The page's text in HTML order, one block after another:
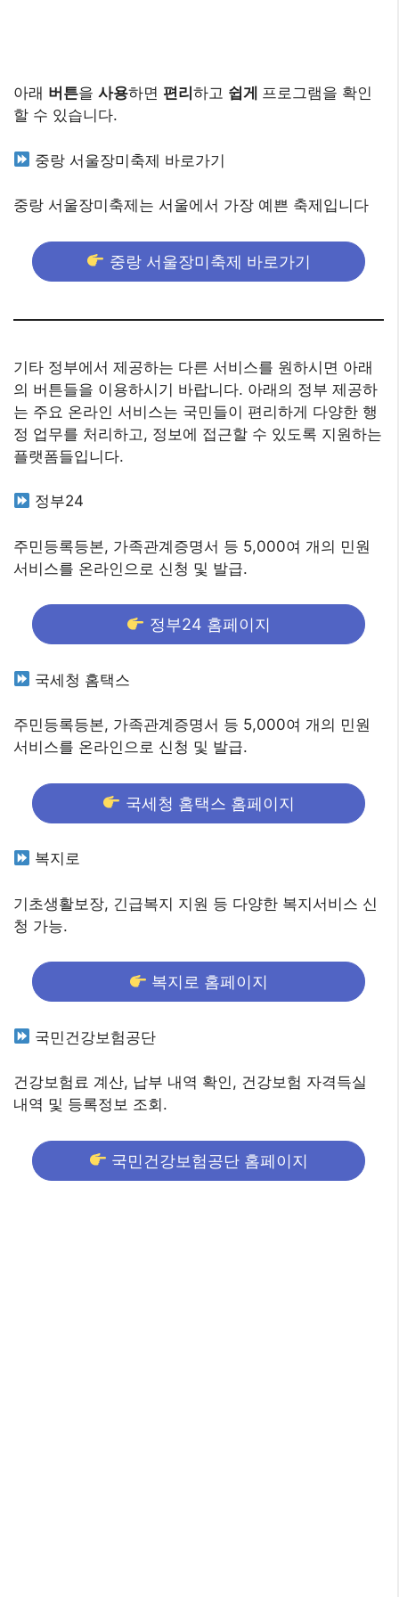
아래 버튼을 사용하면 편리 하고 쉽게 프로그램을 확인
할 수 있습니다.
중랑 서울장미축제 바로가기
중랑 서울장미축제는 서울에서 가장 예쁜 축제입니다
중랑 서울장미축제 바로가기
기타 정부에서 제공하는 다른 서비스를 원하시면 아래
의 버튼들을 이용하시기 바랍니다. 아래의 정부 제공하
는 주요 온라인 서비스는 국민들이 편리하게 다양한 행
정 업무를 처리하고, 정보에 접근할 수 있도록 지원하는
플랫폼들입니다.
정부24
주민등록등본, 가족관계증명서 등 5,000여 개의 민원
서비스를 온라인으로 신청 및 발급.
정부24 홈페이지
국세청 홈택스
주민등록등본, 가족관계증명서 등 5,000여 개의 민원
서비스를 온라인으로 신청 및 발급.
국세청 홈택스 홈페이지
복지로
기초생활보장, 긴급복지 지원 등 다양한 복지서비스 신
청 가능.
복지로 홈페이지
국민건강보험공단
건강보험료 계산, 납부 내역 확인, 건강보험 자격득실
내역 및 등록정보 조회.
국민건강보험공단 홈페이지